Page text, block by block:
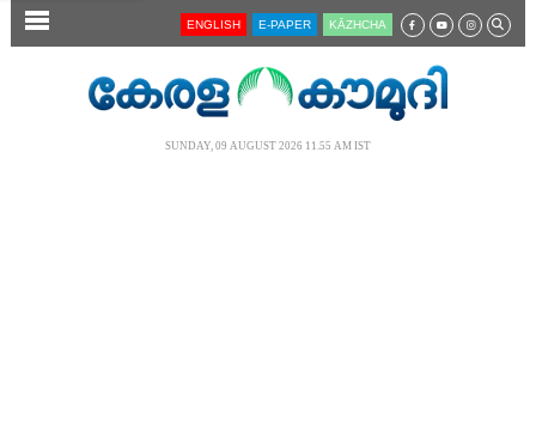
SECTIONS ENGLISH E-PAPER KĀZHCHA
SUNDAY, 09 AUGUST 2026 11.55 AM IST